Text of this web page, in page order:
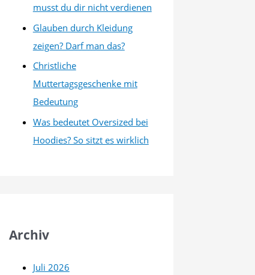
musst du dir nicht verdienen
Glauben durch Kleidung
zeigen? Darf man das?
Christliche
Muttertagsgeschenke mit
Bedeutung
Was bedeutet Oversized bei
Hoodies? So sitzt es wirklich
Archiv
Juli 2026